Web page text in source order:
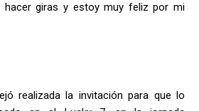
hacer giras y estoy muy feliz por mi
realizada la invitación para que lo